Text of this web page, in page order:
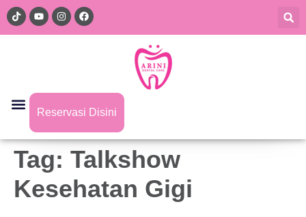
Reservasi Disini
Tag: Talkshow
Kesehatan Gigi